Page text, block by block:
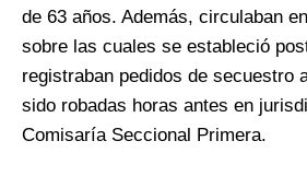
de 63 años. Además, circulaban
sobre las cuales se estableció
registraban pedidos de secuestro
sido robadas horas antes en
Comisaría Seccional Primera.